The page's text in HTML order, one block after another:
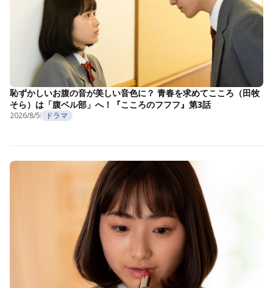
恥ずかしいお腹の音が美しい音色に？ 青春を求めてこころ（田牧
そら）は「腹ベル部」へ！『こころのフフフ』第3話
2026/8/5 ドラマ